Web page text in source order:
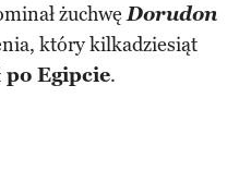
żuchwęDorudon
który kilkadziesiąt
po Egipcie.